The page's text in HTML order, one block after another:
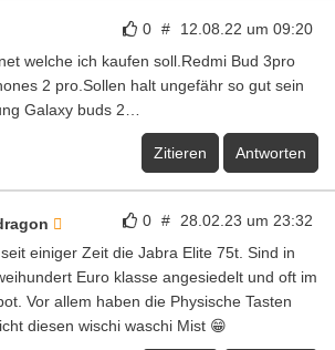
0 # 12.08.22 um 09:20
welche ich kaufen soll.Redmi Bud 3pro
2 pro.Sollen halt ungefähr so gut sein
Galaxy buds 2…
Zitieren Antworten
0 # 28.02.23 um 23:32
einiger Zeit die Jabra Elite 75t. Sind in
Euro klasse angesiedelt und oft im
Vor allem haben die Physische Tasten
diesen wischi waschi Mist 😁